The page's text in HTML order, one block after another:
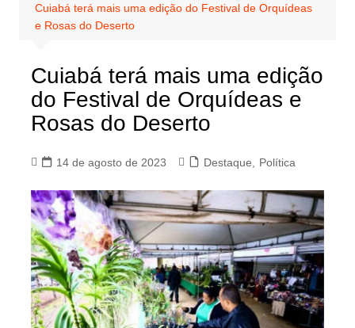
Cuiabá terá mais uma edição do Festival de Orquídeas
e Rosas do Deserto
Cuiabá terá mais uma edição
do Festival de Orquídeas e
Rosas do Deserto
14 de agosto de 2023 Destaque Política